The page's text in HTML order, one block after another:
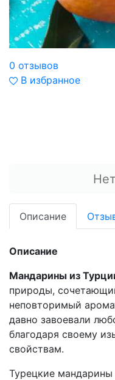
0 отзывов
В избранное
Описание
Описание
Мандарины из
природы,
неповторимый
давно завоевали
благодаря своему
свойствам.
Турецкие мандарины